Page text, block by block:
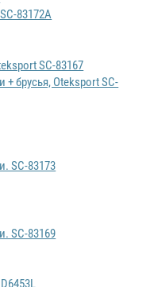
83172A
брусья, Oteksport SC-
SC-83173
SC-83169